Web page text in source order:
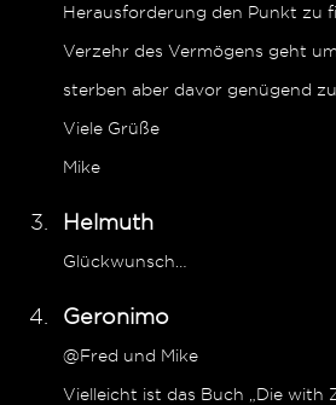
Herausforderung den Punkt zu
Verzehr des Vermögens geht
sterben aber davor genügend zu
Viele Grüße
Mike
Helmuth
Glückwunsch…
Geronimo
@Fred und Mike
Vielleicht ist das Buch „Die with